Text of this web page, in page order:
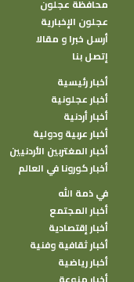
محافظة عجلون
عجلون الإخبارية
أرسل خبرا و مقالا
إتصل بنا
أخبار رئيسية
أخبار عجلونية
أخبار أردنية
أخبار عربية ودولية
أخبار المغتربين الأردنيين
أخبار كورونا في العالم
في ذمة الله
أخبار المجتمع
أخبار إقتصادية
أخبار ثقافية وفنية
أخبار رياضية